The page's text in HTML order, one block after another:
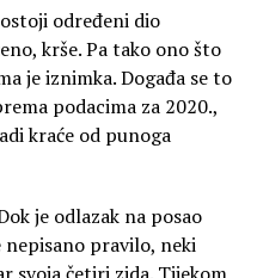
određeni dio
krše. Pa tako ono što
je iznimka. Događa se to
podacima za 2020.,
kraće od punoga
je odlazak na posao
pravilo, neki